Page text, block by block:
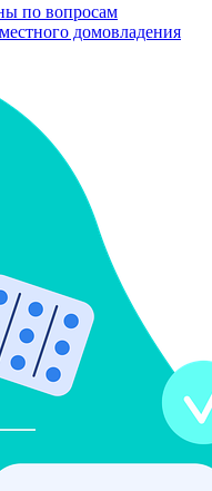
по вопросам
домовладения